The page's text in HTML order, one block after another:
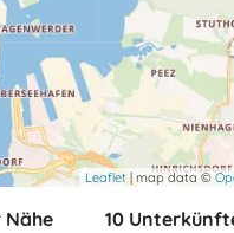
Leaflet | map data ©
Nähe
10